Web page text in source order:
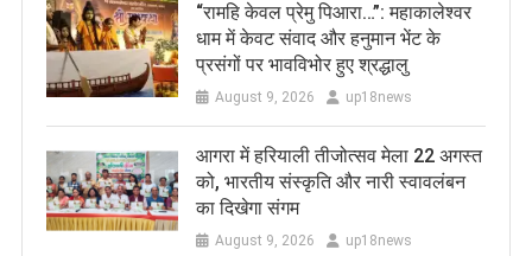
​“रामहि केवल प्रेमु पिआरा…”: महाकालेश्वर
धाम में केवट संवाद और हनुमान भेंट के
प्रसंगों पर भावविभोर हुए श्रद्धालु
August 9, 2026 up18news
आगरा में हरियाली तीजोत्सव मेला 22 अगस्त
को, भारतीय संस्कृति और नारी स्वावलंबन
का दिखेगा संगम
August 9, 2026 up18news